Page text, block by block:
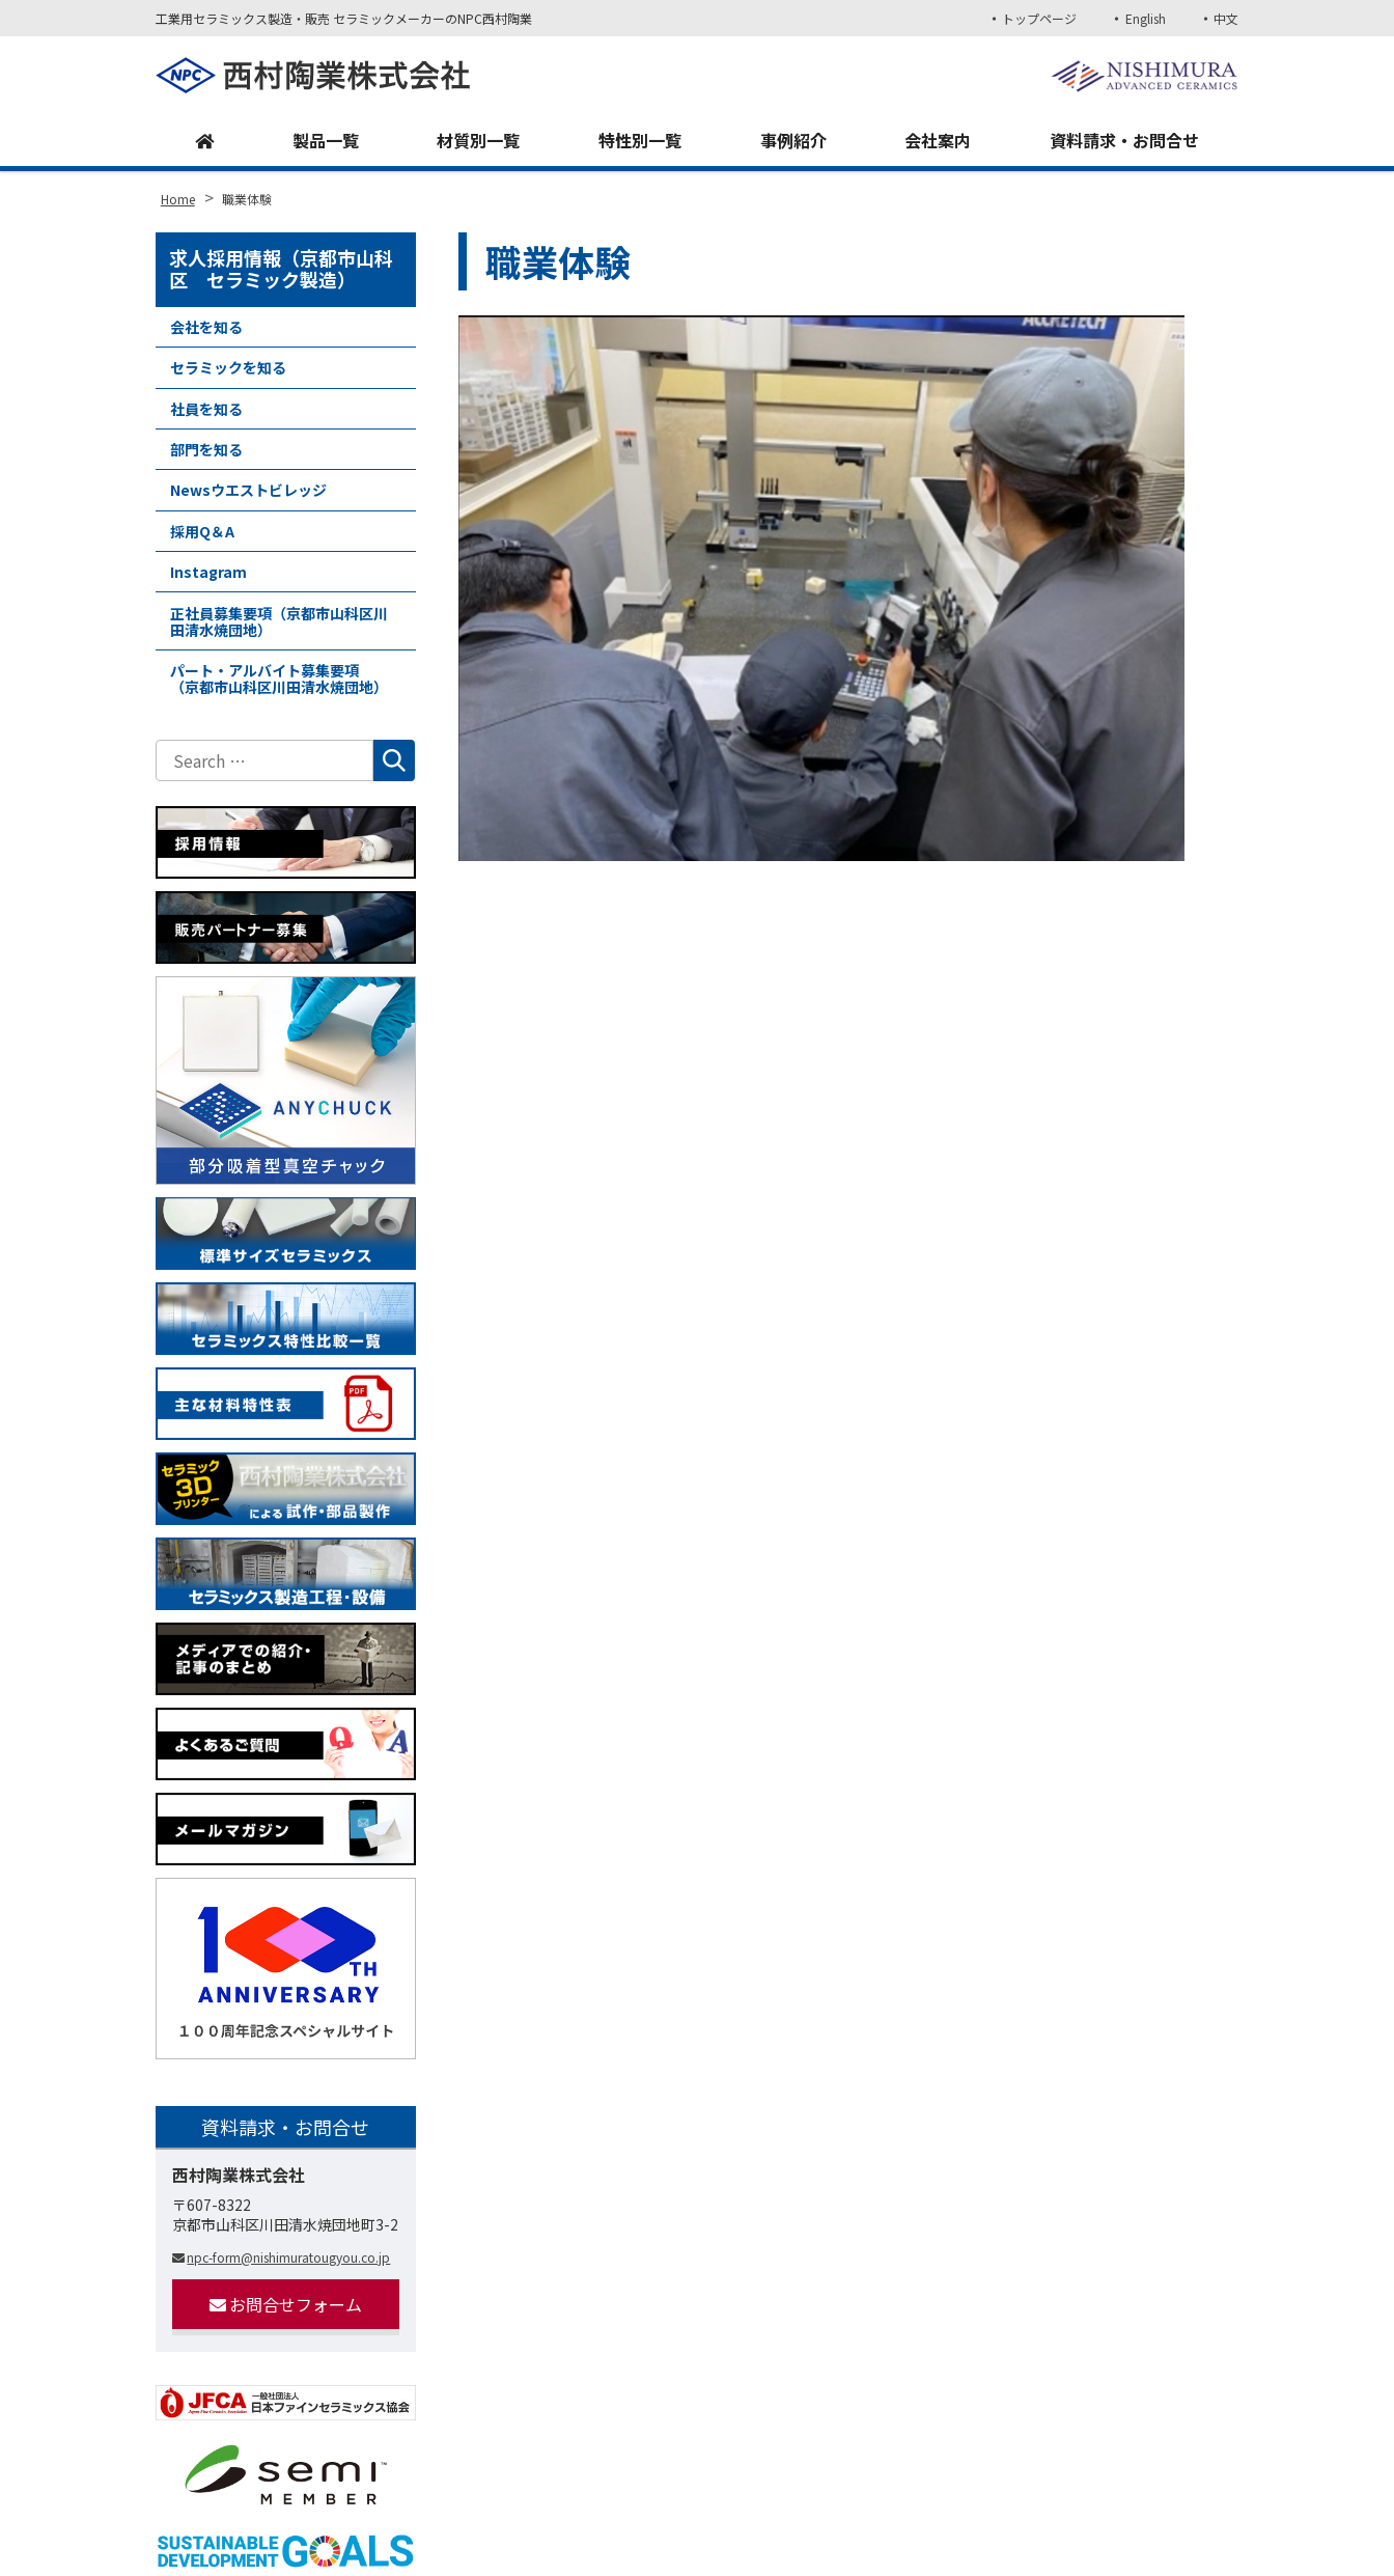
工業用セラミックス製造・販売 セラミックメーカーのNPC西村陶業 トップページ English 中文
製品一覧 材質別一覧 特性別一覧 事例紹介 会社案内 資料請求・お問合せ
Home > 職業体験
職業体験
求人採用情報（京都市山科
区 セラミック製造）
会社を知る
セラミックを知る
社員を知る
部門を知る
Newsウエストビレッジ
採用Q＆A
Instagram
正社員募集要項（京都市山科区川
田清水焼団地）
パート・アルバイト募集要項
（京都市山科区川田清水焼団地）
資料請求・お問合せ
西村陶業株式会社
〒607-8322
京都市山科区川田清水焼団地町3-2
npc-form@nishimuratougyou.co.jp
お問合せフォーム